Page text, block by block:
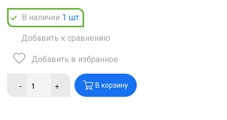
В наличии 1 шт.
Добавить к сравнению
Добавить в избранное
- + В корзину